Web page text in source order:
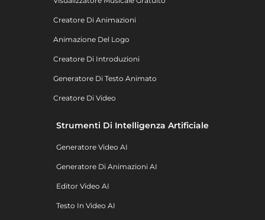
Creatore Di Animazioni
Animazione Del Logo
Creatore Di Introduzioni
Generatore Di Testo Animato
Creatore Di Video
Strumenti Di Intelligenza Artificiale
Generatore Video AI
Generatore Di Animazioni AI
Editor Video AI
Testo In Video AI